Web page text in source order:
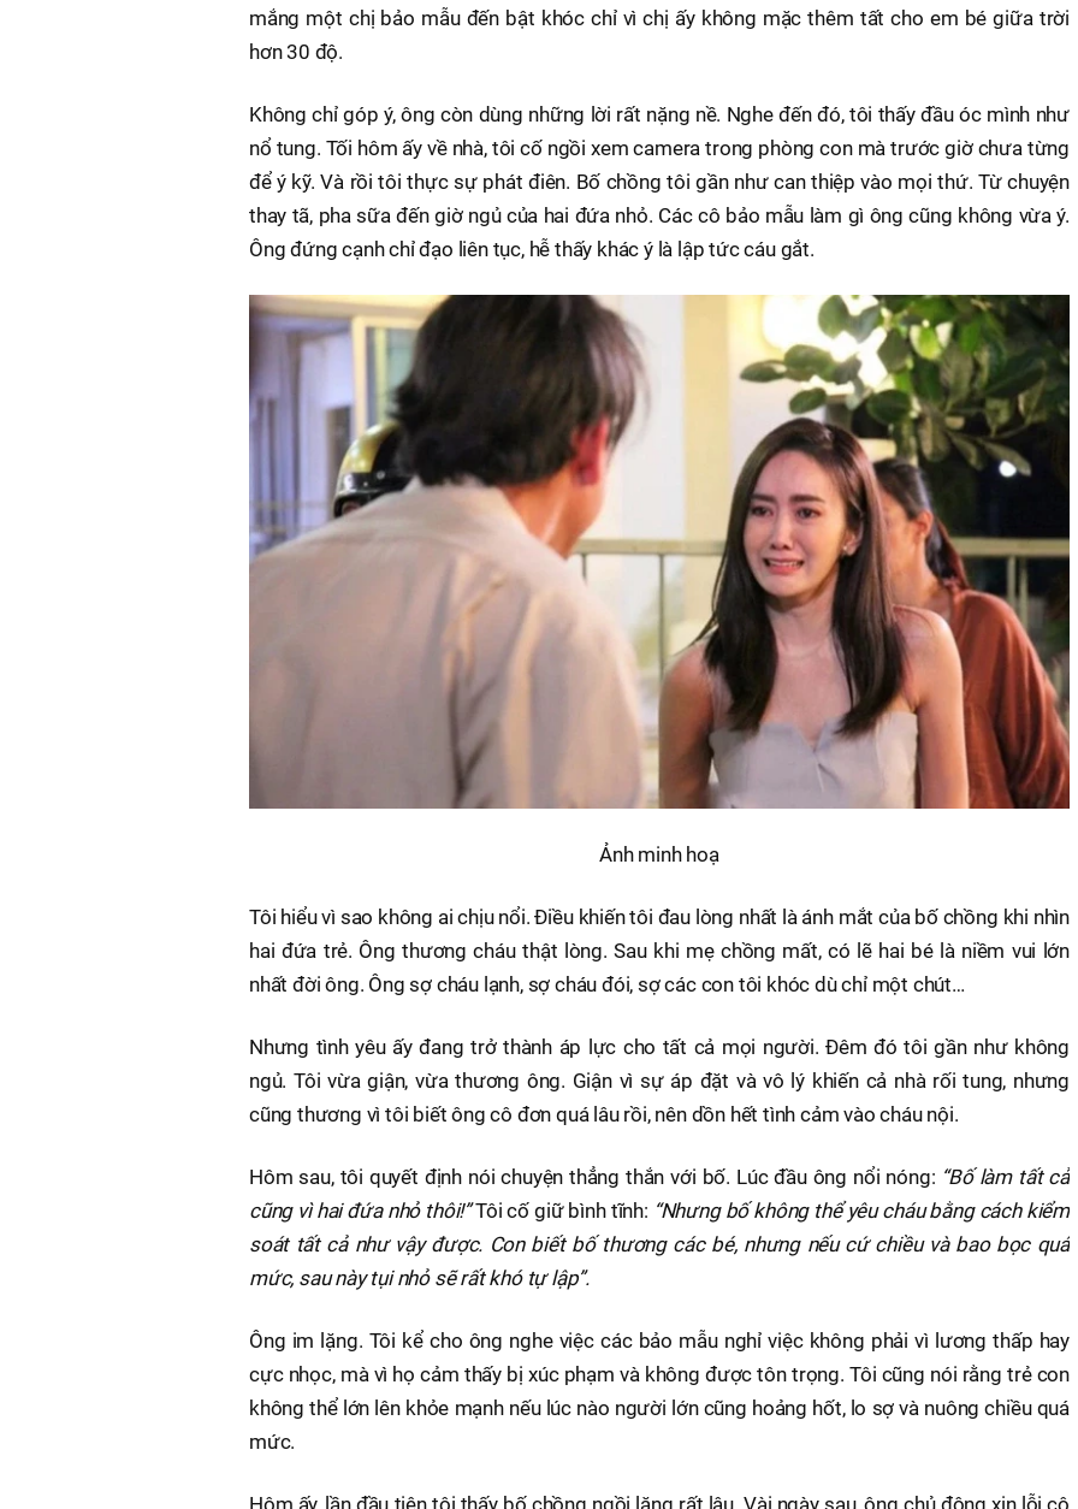
mắng một chị bảo mẫu đến bật khóc chỉ vì chị ấy không mặc thêm tất cho em bé giữa trời
hơn 30 độ.
Không chỉ góp ý, ông còn dùng những lời rất nặng nề. Nghe đến đó, tôi thấy đầu óc mình như
nổ tung. Tối hôm ấy về nhà, tôi cố ngồi xem camera trong phòng con mà trước giờ chưa từng
để ý kỹ. Và rồi tôi thực sự phát điên. Bố chồng tôi gần như can thiệp vào mọi thứ. Từ chuyện
thay tã, pha sữa đến giờ ngủ của hai đứa nhỏ. Các cô bảo mẫu làm gì ông cũng không vừa ý.
Ông đứng cạnh chỉ đạo liên tục, hễ thấy khác ý là lập tức cáu gắt.
Ảnh minh hoạ
Tôi hiểu vì sao không ai chịu nổi. Điều khiến tôi đau lòng nhất là ánh mắt của bố chồng khi nhìn
hai đứa trẻ. Ông thương cháu thật lòng. Sau khi mẹ chồng mất, có lẽ hai bé là niềm vui lớn
nhất đời ông. Ông sợ cháu lạnh, sợ cháu đói, sợ các con tôi khóc dù chỉ một chút…
Nhưng tình yêu ấy đang trở thành áp lực cho tất cả mọi người. Đêm đó tôi gần như không
ngủ. Tôi vừa giận, vừa thương ông. Giận vì sự áp đặt và vô lý khiến cả nhà rối tung, nhưng
cũng thương vì tôi biết ông cô đơn quá lâu rồi, nên dồn hết tình cảm vào cháu nội.
Hôm sau, tôi quyết định nói chuyện thẳng thắn với bố. Lúc đầu ông nổi nóng: “Bố làm tất cả
cũng vì hai đứa nhỏ thôi!”Tôi cố giữ bình tĩnh: “Nhưng bố không thể yêu cháu bằng cách kiểm
soát tất cả như vậy được. Con biết bố thương các bé, nhưng nếu cứ chiều và bao bọc quá
mức, sau này tụi nhỏ sẽ rất khó tự lập”.
Ông im lặng. Tôi kể cho ông nghe việc các bảo mẫu nghỉ việc không phải vì lương thấp hay
cực nhọc, mà vì họ cảm thấy bị xúc phạm và không được tôn trọng. Tôi cũng nói rằng trẻ con
không thể lớn lên khỏe mạnh nếu lúc nào người lớn cũng hoảng hốt, lo sợ và nuông chiều quá
mức.